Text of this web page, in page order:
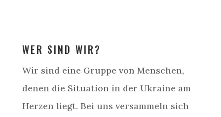
WER SIND WIR?
Wir sind eine Gruppe von Menschen,
denen die Situation in der Ukraine am
Herzen liegt. Bei uns versammeln sich